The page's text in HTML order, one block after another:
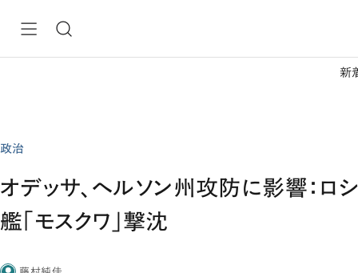
新
政治
オデッサ、ヘルソン州攻防に影響：ロ
艦「モスクワ」撃沈